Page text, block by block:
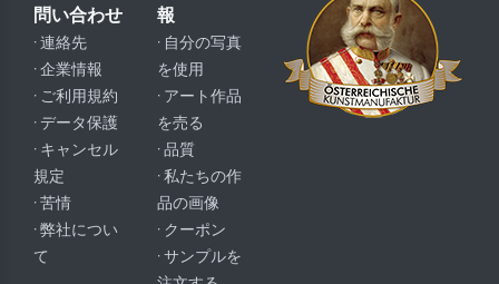
問い合わせ
· 連絡先
· 企業情報
· ご利用規約
· データ保護
· キャンセル
規定
· 苦情
· 弊社につい
て
報
· 自分の写真
を使用
· アート作品
を売る
· 品質
· 私たちの作
品の画像
· クーポン
· サンプルを